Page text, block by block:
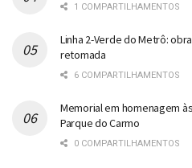
1 COMPARTILHAMENTOS
Linha 2-Verde do Metrô:
retomada
6 COMPARTILHAMENTOS
Memorial em homenagem
Parque do Carmo
0 COMPARTILHAMENTOS